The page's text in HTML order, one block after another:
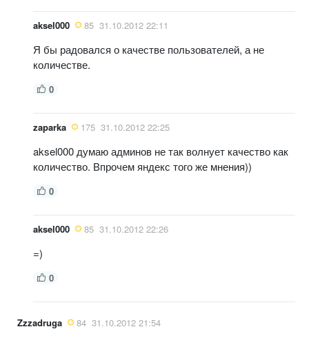
aksel000 85 31.10.2012 22:11
Я бы радовался о качестве пользователей, а не
количестве.
0
zaparka 175 31.10.2012 22:25
aksel000 думаю админов не так волнует качество как
количество. Впрочем яндекс того же мнения))
0
aksel000 85 31.10.2012 22:26
=)
0
Zzzadruga 84 31.10.2012 21:54